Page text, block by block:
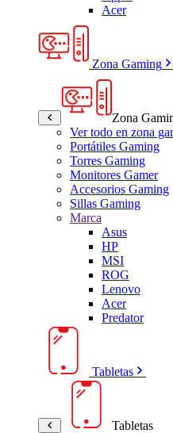
Acer
Zona Gaming
Zona
Ver todo en zona
Portátiles Gaming
Torres Gaming
Monitores Gamer
Accesorios Gaming
Sillas Gaming
Marca
Asus
HP
MSI
ROG
Lenovo
Acer
Predator
Tabletas
Tabletas